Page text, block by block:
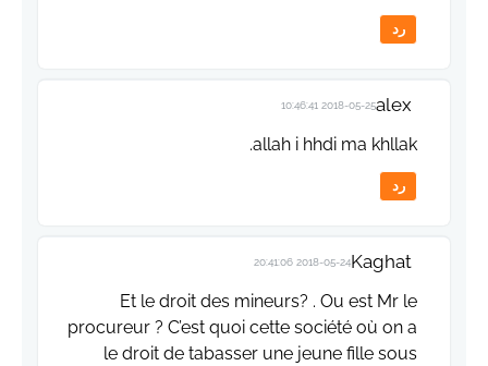
رد
alex
2018-05-25 10:46:41
allah i hhdi ma khllak.
رد
Kaghat
2018-05-24 20:41:06
Et le droit des mineurs? . Ou est Mr le
procureur ? C’est quoi cette société où on a
le droit de tabasser une jeune fille sous